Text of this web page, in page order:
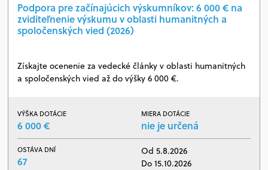
Podpora pre začínajúcich výskumníkov: 6 000 € na
zviditeľnenie výskumu v oblasti humanitných a
spoločenských vied (2026)
Získajte ocenenie za vedecké články v oblasti humanitných
a spoločenských vied až do výšky 6 000 €.
VÝŠKA DOTÁCIE
6 000 €
MIERA DOTÁCIE
nie je určená
OSTÁVA DNÍ
67
Od 5.8.2026
Do 15.10.2026